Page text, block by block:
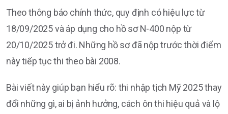
Theo thông báo chính thức, quy định có hiệu lực từ
18/09/2025 và áp dụng cho hồ sơ N-400 nộp từ
20/10/2025 trở đi. Những hồ sơ đã nộp trước thời điểm
này tiếp tục thi theo bài 2008.
Bài viết này giúp bạn hiểu rõ: thi nhập tịch Mỹ 2025 thay
đổi những gì, ai bị ảnh hưởng, cách ôn thi hiệu quả và lộ